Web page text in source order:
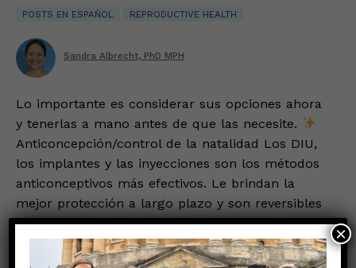
POSTS EN ESPAÑOL REPRODUCTIVE HEALTH
Sandra Albrecht, PhD MPH
Lo importante es considerar sus opciones ahora
y tenerlas a mano antes de que las necesite.
Anticoncepción/control de la natalidad Los DIU,
los implantes y las inyecciones son los métodos
anticonceptivos más efectivos. Le brindan la
mejor protección a largo plazo y son reversibles
cuando ya no los necesita. Deberá visitar una
clínica en personaRead more… ×